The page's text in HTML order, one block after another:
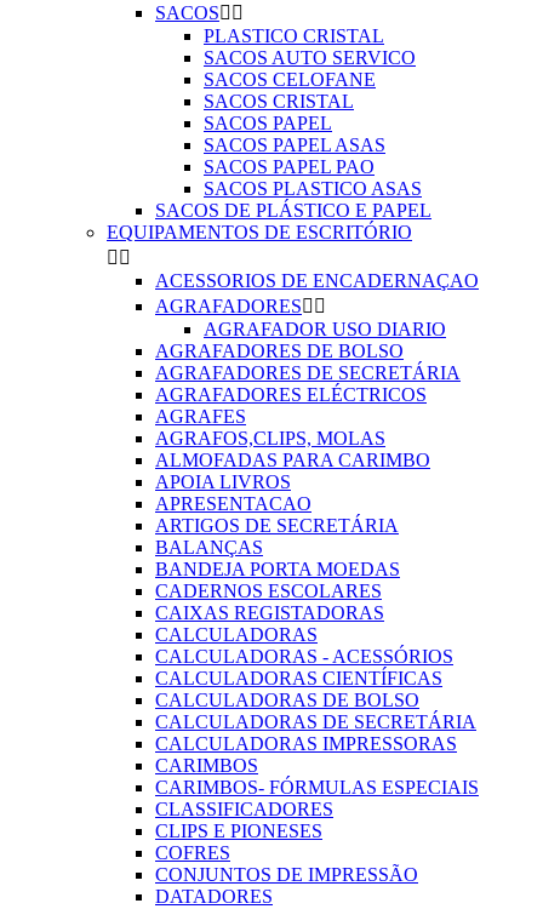
SACOS 
PLASTICO CRISTAL
SACOS AUTO SERVICO
SACOS CELOFANE
SACOS CRISTAL
SACOS PAPEL
SACOS PAPEL ASAS
SACOS PAPEL PAO
SACOS PLASTICO ASAS
SACOS DE PLÁSTICO E PAPEL
EQUIPAMENTOS DE ESCRITÓRIO
 
ACESSORIOS DE ENCADERNAÇAO
AGRAFADORES 
AGRAFADOR USO DIARIO
AGRAFADORES DE BOLSO
AGRAFADORES DE SECRETÁRIA
AGRAFADORES ELÉCTRICOS
AGRAFES
AGRAFOS,CLIPS, MOLAS
ALMOFADAS PARA CARIMBO
APOIA LIVROS
APRESENTACAO
ARTIGOS DE SECRETÁRIA
BALANÇAS
BANDEJA PORTA MOEDAS
CADERNOS ESCOLARES
CAIXAS REGISTADORAS
CALCULADORAS
CALCULADORAS - ACESSÓRIOS
CALCULADORAS CIENTÍFICAS
CALCULADORAS DE BOLSO
CALCULADORAS DE SECRETÁRIA
CALCULADORAS IMPRESSORAS
CARIMBOS
CARIMBOS- FÓRMULAS ESPECIAIS
CLASSIFICADORES
CLIPS E PIONESES
COFRES
CONJUNTOS DE IMPRESSÃO
DATADORES